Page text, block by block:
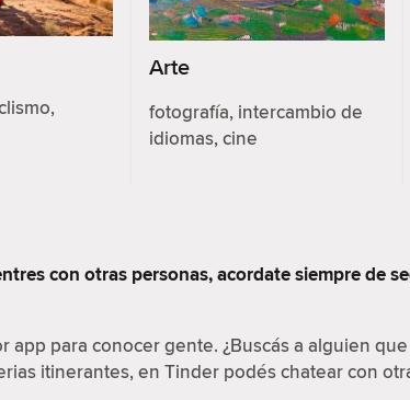
Arte
fotografía, intercambio de
idiomas, cine
con otras personas, acordate siempre de
app para conocer gente. ¿Buscás a alguien
itinerantes, en Tinder podés chatear con